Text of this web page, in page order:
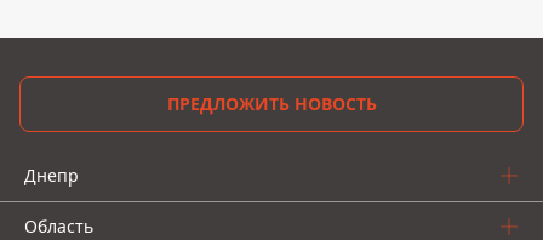
ПРЕДЛОЖИТЬ НОВОСТЬ
Днепр
Область